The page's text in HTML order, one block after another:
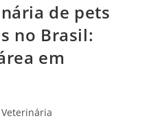
de pets
no Brasil:
em
Veterinária